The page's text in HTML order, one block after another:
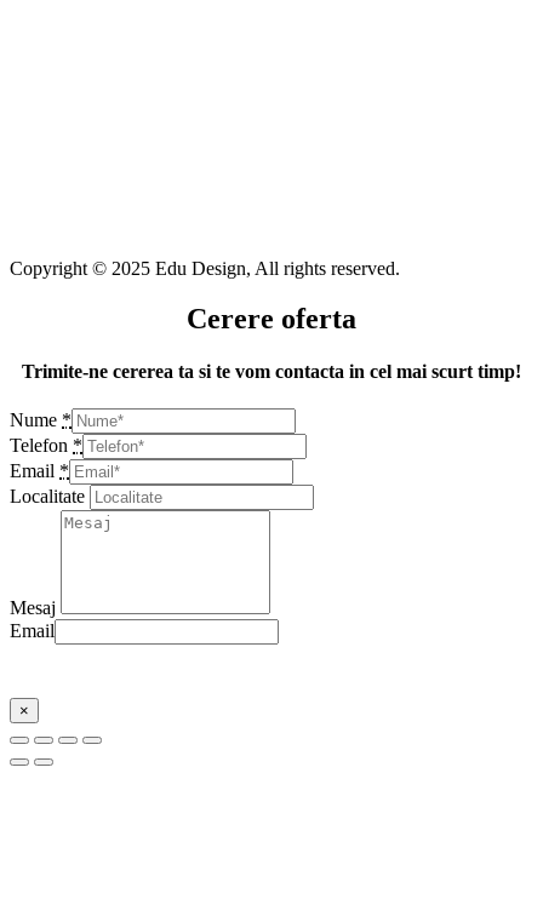
Copyright © 2025 Edu Design, All rights reserved.
Cerere oferta
Trimite-ne cererea ta si te vom contacta in cel mai scurt timp!
Nume *
Telefon *
Email *
Localitate
Mesaj
Email
×